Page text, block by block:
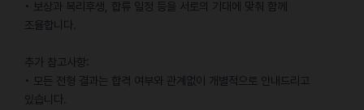
• 보상과 복리후생, 합류 일정 등을 서로의 기대에 맞춰 함께
조율합니다.
추가 참고사항:
• 모든 전형 결과는 합격 여부와 관계없이 개별적으로 안내드리고
있습니다.